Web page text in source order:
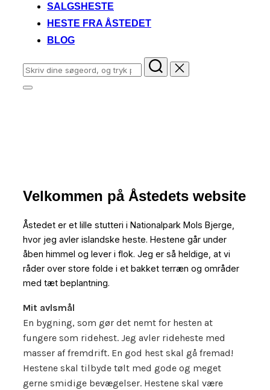
SALGSHESTE
HESTE FRA ÅSTEDET
BLOG
Søg
efter:
Slå
indhold
Velkommen på Åstedets website
Åstedet er et lille stutteri i Nationalpark Mols Bjerge,
hvor jeg avler islandske heste. Hestene går under
åben himmel og lever i flok. Jeg er så heldige, at vi
råder over store folde i et bakket terræn og områder
med tæt beplantning.
Mit avlsmål
En bygning, som gør det nemt for hesten at
fungere som ridehest. Jeg avler rideheste med
masser af fremdrift. En god hest skal gå fremad!
Hestene skal tilbyde tølt med gode og meget
gerne smidige bevægelser. Hestene skal være